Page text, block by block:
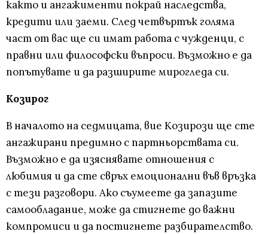
както и ангажименти покрай наследства,
кредити или заеми. След четвъртък голяма
част от вас ще си имат работа с чужденци, с
правни или философски въпроси. Възможно е да
попътувате и да разширите мирогледа си.
Козирог
В началото на седмицата, вие Козирози ще сте
ангажирани предимно с партньорствата си.
Възможно е да изяснявате отношения с
любимия и да сте свръх емоционални във връзка
с тези разговори. Ако съумеете да запазите
самообладание, може да стигнете до важни
компромиси и да постигнете разбирателство.